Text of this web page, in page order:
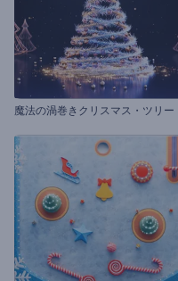
魔法の渦巻きクリスマス・ツリー